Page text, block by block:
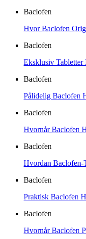
Baclofen
Hvor Baclofen
Baclofen
Eksklusiv Tabletter
Baclofen
Pålidelig Baclofen
Baclofen
Hvornår Baclofen
Baclofen
Hvordan
Baclofen
Praktisk Baclofen
Baclofen
Hvornår Baclofen